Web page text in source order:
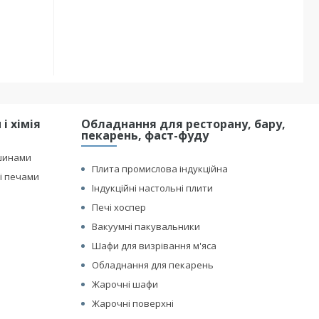
хімія
печами
Обладнання для ресторану, бару,
пекарень, фаст-фуду
Плита промислова індукційна
Індукційні настольні плити
Печі хоспер
Вакуумні пакувальники
Шафи для визрівання м'яса
Обладнання для пекарень
Жарочні шафи
Жарочні поверхні